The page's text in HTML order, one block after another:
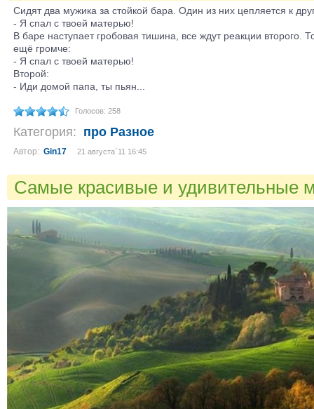
Сидят два мужика за стойкой бара. Один из них цепляется к
- Я спал с твоей матерью!
В баре наступает гробовая тишина, все ждут реакции второго.
ещё громче:
- Я спал с твоей матерью!
Второй:
- Иди домой папа, ты пьян...
Голосов: 258
Категория: про Разное
Автор: Gin17 21 августа´11 16:45
Самые красивые и удивительные